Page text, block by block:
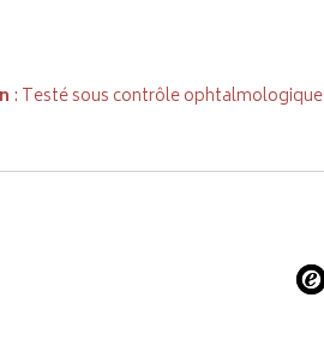
: Testé sous contrôle ophtalmologique